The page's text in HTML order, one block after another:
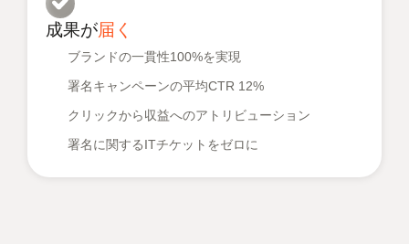
成果が届く
ブランドの一貫性100%を実現
署名キャンペーンの平均CTR 12%
クリックから収益へのアトリビューション
署名に関するITチケットをゼロに